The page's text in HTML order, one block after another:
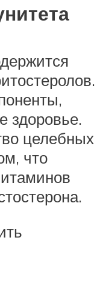
здоровье.
целебных
что